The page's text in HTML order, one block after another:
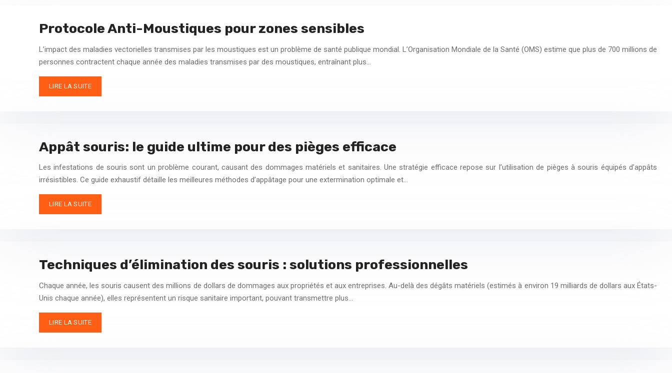
Protocole Anti-Moustiques pour zones sensibles
L’impact des maladies vectorielles transmises par les moustiques est un problème de santé publique mondial. L’Organisation Mondiale de la Santé (OMS) estime que plus de 700 millions de
personnes contractent chaque année des maladies transmises par des moustiques, entraînant plus…
LIRE LA SUITE
Appât souris: le guide ultime pour des pièges efficace
Les infestations de souris sont un problème courant, causant des dommages matériels et sanitaires. Une stratégie efficace repose sur l’utilisation de pièges à souris équipés d’appâts
irrésistibles. Ce guide exhaustif détaille les meilleures méthodes d’appâtage pour une extermination optimale et…
LIRE LA SUITE
Techniques d’élimination des souris : solutions professionnelles
Chaque année, les souris causent des millions de dollars de dommages aux propriétés et aux entreprises. Au-delà des dégâts matériels (estimés à environ 19 milliards de dollars aux États-
Unis chaque année), elles représentent un risque sanitaire important, pouvant transmettre plus…
LIRE LA SUITE